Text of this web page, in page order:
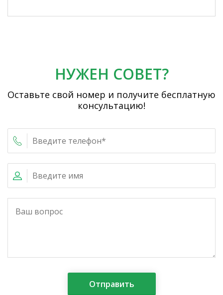
НУЖЕН СОВЕТ?
Оставьте свой номер и получите бесплатную
консультацию!